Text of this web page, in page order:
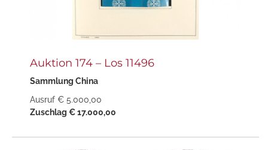
Auktion 174 – Los 11496
Sammlung China
Ausruf € 5.000,00
Zuschlag € 17.000,00